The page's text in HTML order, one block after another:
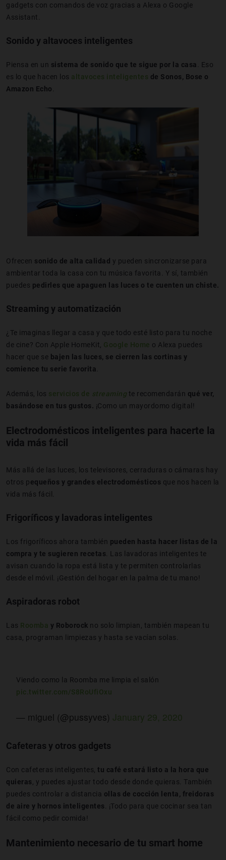
gadgets con comandos de voz gracias a Alexa o Google
Assistant.
Sonido y altavoces inteligentes
Piensa en un sistema de sonido que te sigue por la casa . Eso
es lo que hacen los altavoces inteligentes de Sonos, Bose o
Amazon Echo
Ofrecen sonido de alta calidad y pueden sincronizarse para
ambientar toda la casa con tu música favorita. Y sí, también
puedes pedirles que apaguen las luces o te cuenten un chiste.
Streaming y automatización
¿Te imaginas llegar a casa y que todo esté listo para tu noche
de cine? Con Apple HomeKit, Google Home o Alexa puedes
hacer que se bajen las luces, se cierren las cortinas y
comience tu serie favorita
Además, los servicios de streaming te recomendarán qué ver,
basándose en tus gustos. ¡Como un mayordomo digital!
Electrodomésticos inteligentes para hacerte la
vida más fácil
Más allá de las luces, los televisores, cerraduras o cámaras hay
otros pequeños y grandes electrodomésticos que nos hacen la
vida más fácil.
Frigoríficos y lavadoras inteligentes
Los frigoríficos ahora también pueden hasta hacer listas de la
compra y te sugieren recetas . Las lavadoras inteligentes te
avisan cuando la ropa está lista y te permiten controlarlas
desde el móvil. ¡Gestión del hogar en la palma de tu mano!
Aspiradoras robot
Las Roomba y Roborock no solo limpian, también mapean tu
casa, programan limpiezas y hasta se vacían solas.
Viendo como la Roomba me limpia el salón
pic.twitter.com/S8RoUfiOxu
— miguel (@pussyves) January 29, 2020
Cafeteras y otros gadgets
Con cafeteras inteligentes, tu café estará listo a la hora que
quieras , y puedes ajustar todo desde donde quieras. También
puedes controlar a distancia ollas de cocción lenta, freidoras
de aire y hornos inteligentes . ¡Todo para que cocinar sea tan
fácil como pedir comida!
Mantenimiento necesario de tu smart home